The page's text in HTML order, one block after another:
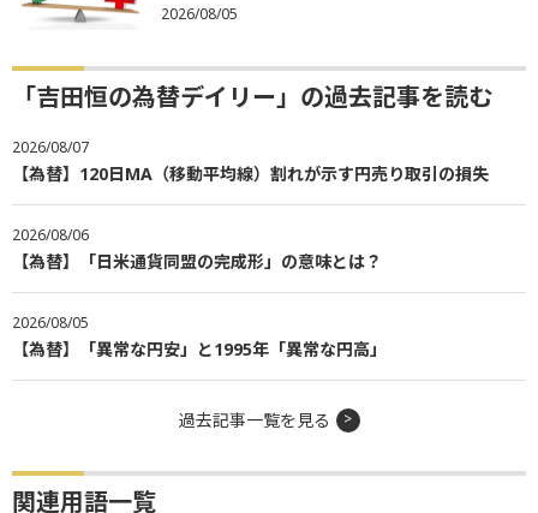
2026/08/05
「吉田恒の為替デイリー」の過去記事を読む
2026/08/07
【為替】120日MA（移動平均線）割れが示す円売り取引の損失
2026/08/06
【為替】「日米通貨同盟の完成形」の意味とは？
2026/08/05
【為替】「異常な円安」と1995年「異常な円高」
過去記事一覧を見る
関連用語一覧